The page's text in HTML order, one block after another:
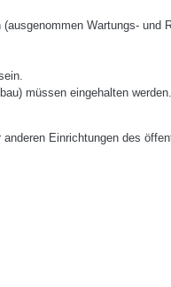
Wartungs- und
müssen eingehalten werden.
Einrichtungen des